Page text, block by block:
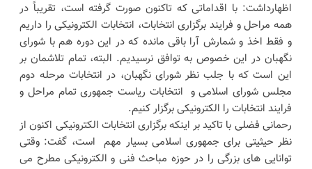
اظهارداشت: با اقداماتی که تاکنون صورت گرفته است، تقریباً در
همه مراحل و فرایند برگزاری انتخابات، انتخابات الکترونیکی را داریم
و فقط اخذ و شمارش آرا باقی مانده که در این دوره هم با شورای
نگهبان در این خصوص به توافق نرسیدیم. البته، تمام تلاشمان بر
این است که با جلب نظر شورای نگهبان، در انتخابات مرحله دوم
مجلس شورای اسلامی و انتخابات ریاست جمهوری تمام مراحل و
فرایند انتخابات را الکترونیکی برگزار کنیم.
رحمانی فضلی با تاکید بر اینکه برگزاری انتخابات الکترونیکی اکنون از
نظر حیثیتی برای جمهوری اسلامی بسیار مهم است، گفت: وقتی
توانایی های بزرگی را در حوزه مباحث فنی و الکترونیکی مطرح می